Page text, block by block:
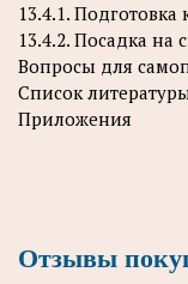
13.4.1. Подготовка
13.4.2. Посадка на
Вопросы для
Список
Приложения
Отзывы